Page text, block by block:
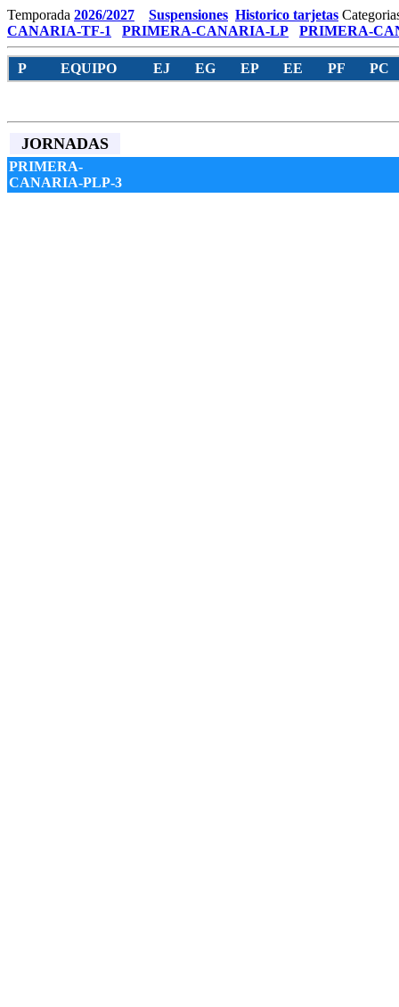
Temporada 2026/2027 Suspensiones Historico tarjetas
CANARIA-TF-1
PRIMERA-CANARIA-LP PRIMERA-
P EQUIPO EJ EG EP EE PF PC
JORNADAS
PRIMERA-
CANARIA-PLP-3